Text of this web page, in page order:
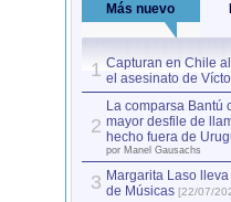
Más nuevo
1 Capturan en Chile
el asesinato de
2
La comparsa Bantú
mayor desfile de
hecho fuera de
por Manel Gausachs
3 Margarita Laso
de Músicas [22/07/